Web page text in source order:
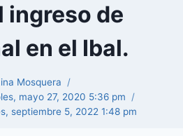
ingreso de
en el Ibal.
Mosquera
mayo 27, 2020 5:36 pm
septiembre 5, 2022 1:48 pm